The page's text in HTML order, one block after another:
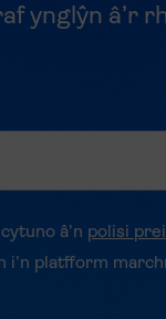
ynglŷn â’r
â’n polisi
platfform